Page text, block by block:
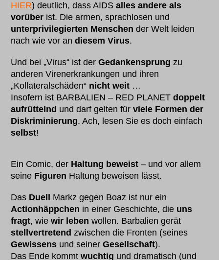
HIER) deutlich, dass AIDSalles andere als
vorüber ist. Die armen, sprachlosen und
unterprivilegierten Menschen der Welt leiden
nach wie vor andiesem Virus.
Und bei „Virus“ ist derGedankensprung zu
anderen Virenerkrankungen und ihren
„Kollateralschäden“ nicht weit …
Insofern ist BARBALIEN – RED PLANETdoppelt
aufrüttelnd und darf gelten fürviele Formen der
Diskriminierung. Ach, lesen Sie es doch einfach
selbst!
Ein Comic, der Haltung beweist – und vor allem
seine Figuren Haltung beweisen lässt.
Das Duell
Markz gegen Boaz ist nur ein
Actionhäppchen in einer Geschichte, die uns
fragt, wiewir leben wollen. Barbalien gerät
stellvertretend zwischen die Fronten (seines
Gewissens und seinerGesellschaft).
Das Ende kommtwuchtig und dramatisch (und